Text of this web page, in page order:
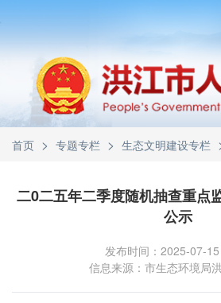
首页 > 专题专栏 > 生态文明建设专栏
二0二五年二季度随机抽查重点
公示
发布时间：2025-07-
信息来源：市生态环境局